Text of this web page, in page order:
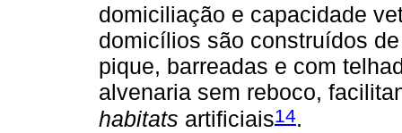
domiciliação e capacidade
domicílios são construídos
pique, barreadas e com
alvenaria sem reboco,
habitats artificiais14.